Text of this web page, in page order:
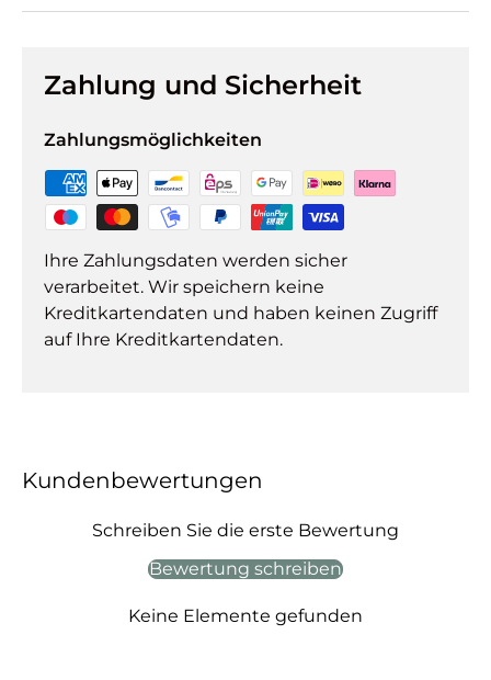
Zahlung und Sicherheit
Zahlungsmöglichkeiten
Ihre Zahlungsdaten werden sicher
verarbeitet. Wir speichern keine
Kreditkartendaten und haben keinen Zugriff
auf Ihre Kreditkartendaten.
Kundenbewertungen
Schreiben Sie die erste Bewertung
Bewertung schreiben
Keine Elemente gefunden